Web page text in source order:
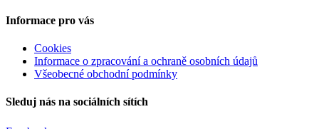
Informace pro vás
Cookies
Informace o zpracování a ochraně osobních údajů
Všeobecné obchodní podmínky
Sleduj nás na sociálních sítích